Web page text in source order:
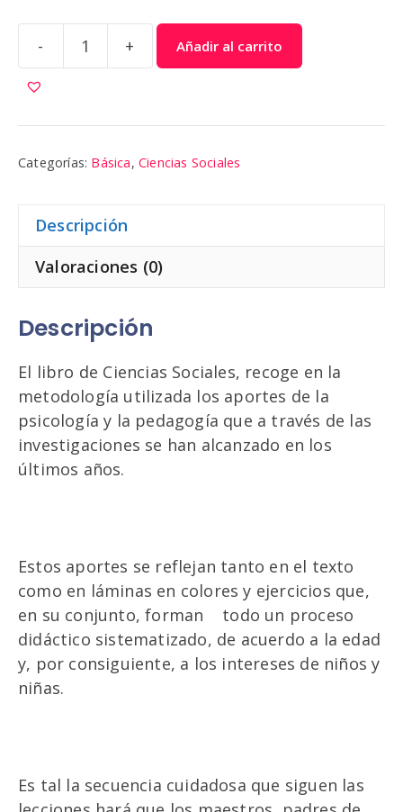
-
Ciencias
cantidad
+ Añadir al carrito
Categorías: Básica,Ciencias Sociales
Descripción
Valoraciones (0)
Descripción
El libro de Ciencias Sociales, recoge en la
metodología utilizada los aportes de la
psicología y la pedagogía que a través de las
investigaciones se han alcanzado en los
últimos años.
Estos aportes se reflejan tanto en el texto
como en láminas en colores y ejercicios que,
en su conjunto, forman todo un proceso
didáctico sistematizado, de acuerdo a la edad
y, por consiguiente, a los intereses de niños y
niñas.
Es tal la secuencia cuidadosa que siguen las